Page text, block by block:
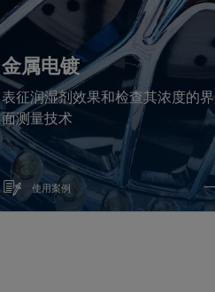
金属电镀
表征润湿剂效果和检查其浓度的界
面测量技术
使用案例